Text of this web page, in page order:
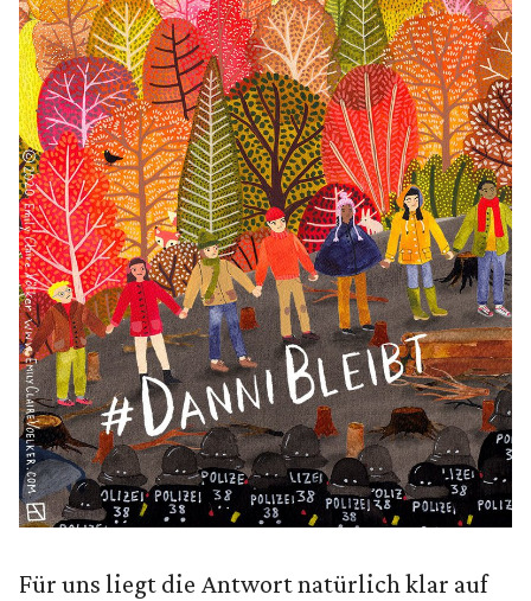
Für uns liegt die Antwort natürlich klar auf